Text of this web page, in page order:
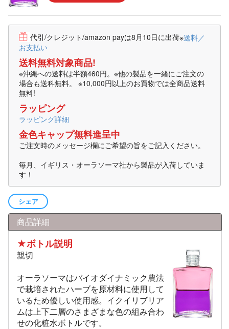
代引/クレジット/amazon payは8月10日に出荷※送料／
お支払い
送料無料対象商品!
※沖縄への送料は半額460円。※他の製品を一緒にご注文の
場合も送科無料。 ※10,000円以上のお買物では全商品送料
無料!
ラッピング
ラッピング詳細
金色キャップ無料進呈中
ご注文時のメッセージ欄にご希望の旨をご記入ください。
毎月、イギリス・オーラソーマ社から製品が入荷していま
す！
シェア
商品詳細
★ボトル説明
親切
オーラソーマはバイオダイナミック農法
で栽培されたハーブを原材料に使用して
いるため優しい使用感。イクイリブリア
ムは上下二層のさまざまな色の組み合わ
せの化粧水ボトルです。